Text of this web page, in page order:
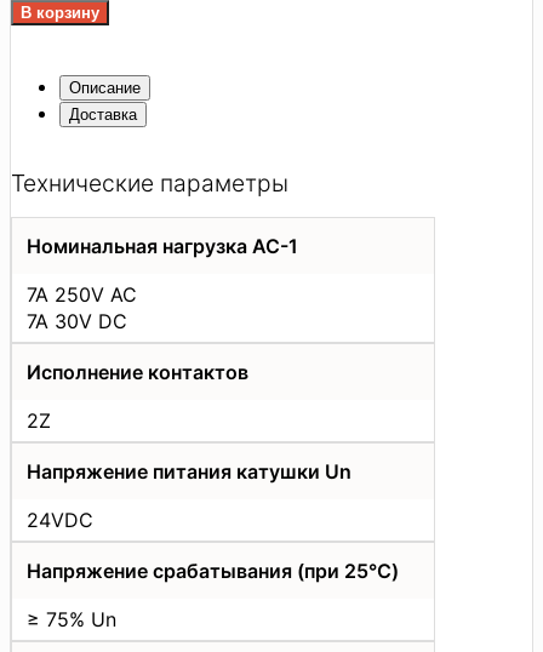
Описание
Доставка
Технические параметры
Номинальная нагрузка AC-1
7A 250V AC
7A 30V DC
Исполнение контактов
2Z
Напряжение питания катушки Un
24VDC
Напряжение срабатывания (при 25°C)
≥ 75% Un